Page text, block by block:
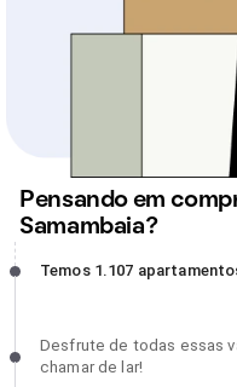
Pensando em
Samambaia?
Temos 1.107 apartamentos
Temos 1.107
Desfrute de todas essas
chamar de lar!, incompleto
Desfrute de todas essas
chamar de lar!